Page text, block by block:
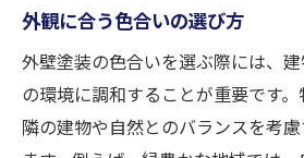
外観に合う色合いの選び方
外壁塗装の色合いを選ぶ際には、
の環境に調和することが重要です
隣の建物や自然とのバランスを考